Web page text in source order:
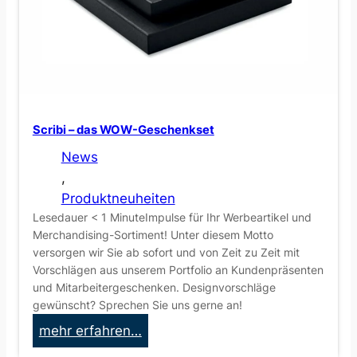
i
e
S
e
Scribi – das WOW-Geschenkset
News
,
Produktneuheiten
Lesedauer < 1 MinuteImpulse für Ihr Werbeartikel und
Merchandising-Sortiment! Unter diesem Motto
versorgen wir Sie ab sofort und von Zeit zu Zeit mit
Vorschlägen aus unserem Portfolio an Kundenpräsenten
und Mitarbeitergeschenken. Designvorschläge
gewünscht? Sprechen Sie uns gerne an!
mehr erfahren…:
S